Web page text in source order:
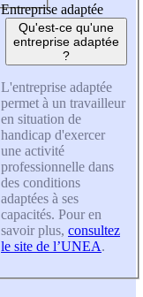
Entreprise adaptée
Qu'est-ce qu'une
entreprise adaptée
?
L'entreprise adaptée
permet à un travailleur
en situation de
handicap d'exercer
une activité
professionnelle dans
des conditions
adaptées à ses
capacités. Pour en
savoir plus, consultez
le site de l’UNEA.